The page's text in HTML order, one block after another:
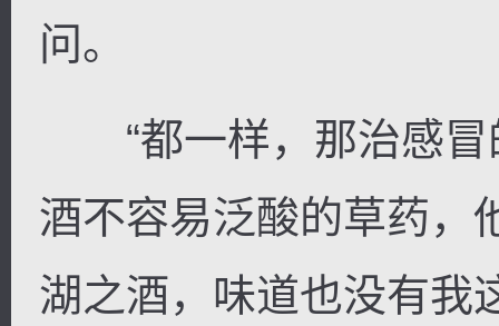
问。
“都一样，那治感冒
酒不容易泛酸的草药，
湖之酒，味道也没有我